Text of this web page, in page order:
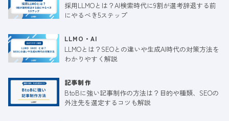
採用LLMOとは？AI検索時代に9割が選考辞退する前
にやるべき5ステップ
LLMO・AI
LLMOとは？SEOとの違いや生成AI時代の対策方法を
わかりやすく解説
記事制作
BtoBに強い記事制作の方法は？目的や種類、SEOの
外注先を選定するコツも解説